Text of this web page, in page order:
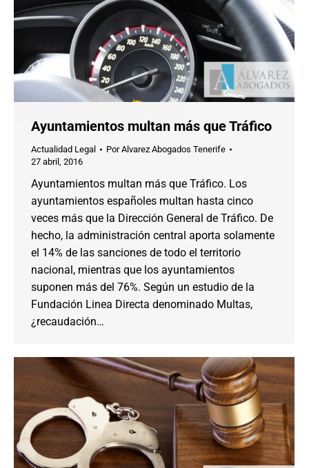
Ayuntamientos multan más que Tráfico
Actualidad Legal PorAlvarez Abogados Tenerife
27 abril, 2016
Ayuntamientos multan más que Tráfico. Los
ayuntamientos españoles multan hasta cinco
veces más que la Dirección General de Tráfico. De
hecho, la administración central aporta solamente
el 14% de las sanciones de todo el territorio
nacional, mientras que los ayuntamientos
suponen más del 76%. Según un estudio de la
Fundación Linea Directa denominado Multas,
¿recaudación…